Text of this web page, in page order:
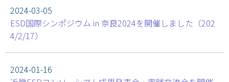
2024-03-05
ESD国際シンポジウム in 奈良2024を開催しました（202
4/2/17）
2024-01-16